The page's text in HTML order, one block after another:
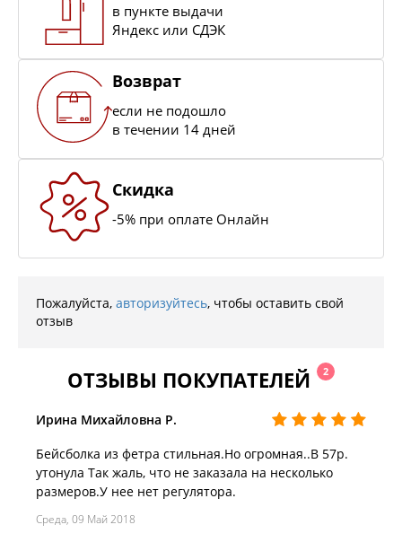
в пункте выдачи
Яндекс или СДЭК
Возврат
если не подошло
в течении 14 дней
Скидка
-5% при оплате Онлайн
Пожалуйста, авторизуйтесь, чтобы оставить свой
отзыв
ОТЗЫВЫ ПОКУПАТЕЛЕЙ 2
Ирина Михайловна Р.
Бейсболка из фетра стильная.Но огромная..В 57р.
утонула Так жаль, что не заказала на несколько
размеров.У нее нет регулятора.
Среда, 09 Май 2018